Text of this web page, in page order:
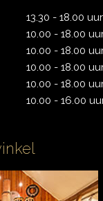
13.30 - 18.00 uur
10.00 - 18.00
10.00 - 18.00
10.00 - 18.00
10.00 - 18.00
10.00 - 16.00